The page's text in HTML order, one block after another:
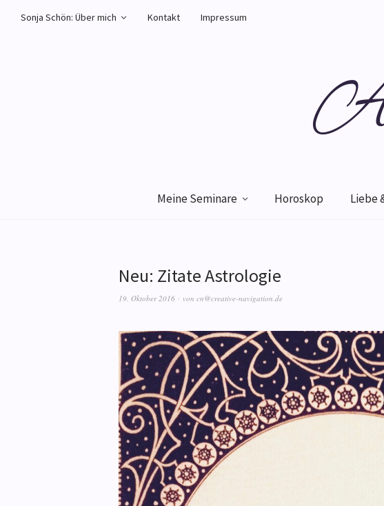
Sonja Schön: Über mich Kontakt Impressum
Meine Seminare Horoskop Liebe
Neu: Zitate Astrologie
19. Oktober 2016 von cn@creative-navigation.de